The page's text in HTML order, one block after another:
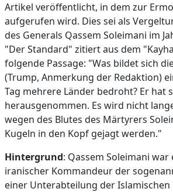
Artikel veröffentlicht, in dem zur
aufgerufen wird. Dies sei als
des Generals Qassem Soleimani im
"Der Standard" zitiert aus dem
folgende Passage: "Was bildet sich
(Trump, Anmerkung der Redaktion)
Tag mehrere Länder bedroht? Er hat
herausgenommen. Es wird nicht
wegen des Blutes des Märtyrers
Kugeln in den Kopf gejagt werden."
Hintergrund: Qassem Soleimani
iranischer Kommandeur der
einer Unterabteilung der Islamischen